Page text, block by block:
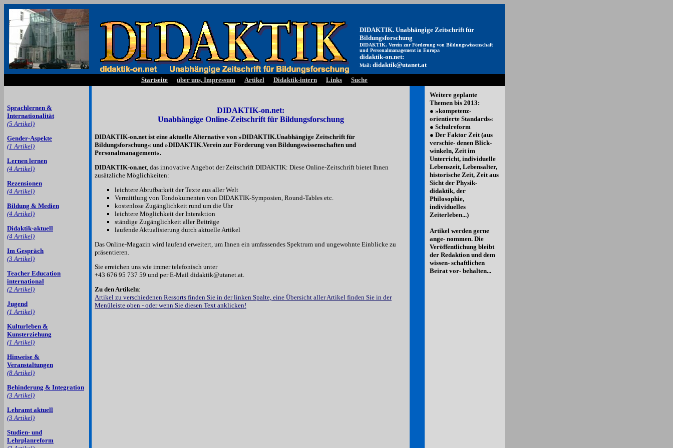
DIDAKTIK. Unabhängige Zeitschrift für
Bildungsforschung
DIDAKTIK. Verein zur Förderung von Bildungswissenschaft
und Personalmanagement in Europa
didaktik-on.net:
Mail: didaktik@utanet.at
Startseite
über uns, Impressum Artikel Didaktik-intern Links Suche
Sprachlernen &
Internationalität
(5 Artikel)
Gender-Aspekte
(1 Artikel)
Lernen lernen
(4 Artikel)
Rezensionen
(4 Artikel)
Bildung & Medien
(4 Artikel)
Didaktik-aktuell
(4 Artikel)
Im Gespräch
(3 Artikel)
Teacher Education
international
(2 Artikel)
Jugend
(1 Artikel)
Kulturleben &
Kunsterziehung
(1 Artikel)
Hinweise &
Veranstaltungen
(8 Artikel)
Behinderung & Integration
(3 Artikel)
Lehramt aktuell
(3 Artikel)
Studien- und
Lehrplanreform
DIDAKTIK-on.net:
Unabhängige Online-Zeitschrift für Bildungsforschung
DIDAKTIK-on.net ist eine aktuelle Alternative von »DIDAKTIK.Unabhängige Zeitschrift für
Bildungsforschung« und »DIDAKTIK.Verein zur Förderung von Bildungswissenschaften und
Personalmanagement«.
DIDAKTIK-on.net , das innovative Angebot der Zeitschrift DIDAKTIK: Diese Online-Zeitschrift bietet Ihnen
zusätzliche Möglichkeiten:
leichtere Abrufbarkeit der Texte aus aller Welt
Vermittlung von Tondokumenten von DIDAKTIK-Symposien, Round-Tables etc.
kostenlose Zugänglichkeit rund um die Uhr
leichtere Möglichkeit der Interaktion
ständige Zugänglichkeit aller Beiträge
laufende Aktualisierung durch aktuelle Artikel
Das Online-Magazin wird laufend erweitert, um Ihnen ein umfassendes Spektrum und ungewohnte Einblicke zu
präsentieren.
Sie erreichen uns wie immer telefonisch unter
+43 676 95 737 59 und per E-Mail didaktik@utanet.at.
Zu den Artikeln:
Artikel zu verschiedenen Ressorts finden Sie in der linken Spalte, eine Übersicht aller Artikel finden Sie in der
Menüleiste oben - oder wenn Sie diesen Text anklicken!
Weitere geplante
Themen bis 2013:
● »kompetenz-
orientierte Standards«
● Schulreform
● Der Faktor Zeit (aus
verschie- denen Blick-
winkeln, Zeit im
Unterricht, individuelle
Lebenszeit, Lebensalter,
historische Zeit, Zeit aus
Sicht der Physik-
didaktik, der
Philosophie,
individuelles
Zeiterleben...)
Artikel werden gerne
ange- nommen. Die
Veröffentlichung bleibt
der Redaktion und dem
wissen- schaftlichen
Beirat vor- behalten...